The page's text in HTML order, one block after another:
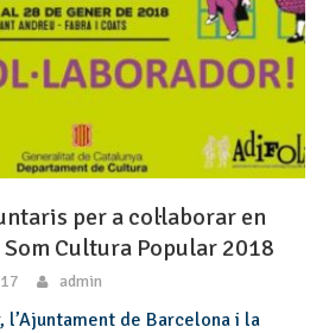
per a col·laborar en
Cultura Popular 2018
admin
l’Ajuntament de Barcelona i la